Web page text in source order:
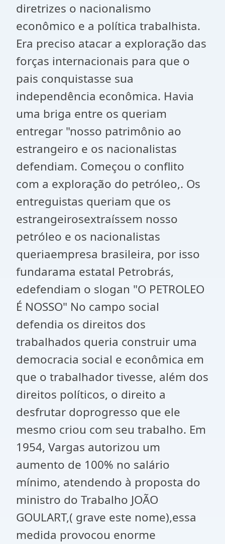
diretrizes o nacionalismo
econômico e a política trabalhista.
Era preciso atacar a exploração das
forças internacionais para que o
pais conquistasse sua
independência econômica. Havia
uma briga entre os queriam
entregar "nosso patrimônio ao
estrangeiro e os nacionalistas
defendiam. Começou o conflito
com a exploração do petróleo,. Os
entreguistas queriam que os
estrangeirosextraíssem nosso
petróleo e os nacionalistas
queriaempresa brasileira, por isso
fundarama estatal Petrobrás,
edefendiam o slogan "O PETROLEO
É NOSSO" No campo social
defendia os direitos dos
trabalhados queria construir uma
democracia social e econômica em
que o trabalhador tivesse, além dos
direitos políticos, o direito a
desfrutar doprogresso que ele
mesmo criou com seu trabalho. Em
1954, Vargas autorizou um
aumento de 100% no salário
mínimo, atendendo à proposta do
ministro do Trabalho JOÃO
GOULART,( grave este nome),essa
medida provocou enorme